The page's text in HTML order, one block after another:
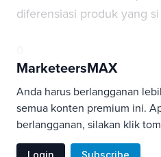
diferensiasi produk yang si
MarketeersMAX
Anda harus berlangganan
semua konten premium ini.
berlangganan, silakan klik